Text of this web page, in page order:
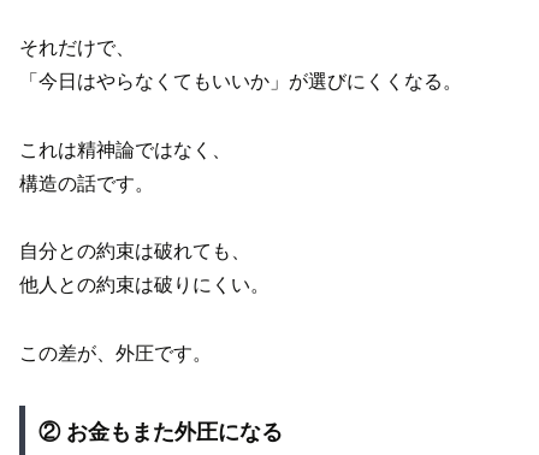
それだけで、
「今日はやらなくてもいいか」が選びにくくなる。
これは精神論ではなく、
構造の話です。
自分との約束は破れても、
他人との約束は破りにくい。
この差が、外圧です。
② お金もまた外圧になる